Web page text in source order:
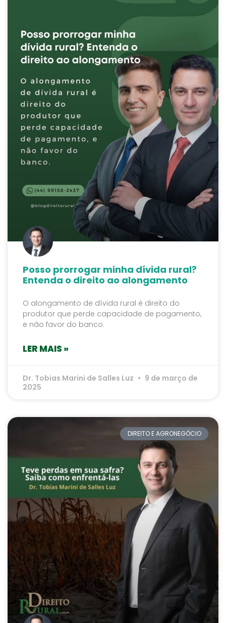
Posso prorrogar minha dívida rural?
Entenda o direito ao alongamento
O alongamento de dívida rural é direito do
produtor que perde capacidade de pagamento,
e não favor do banco.
LER MAIS »
Dr. Tobias Marini de Salles Luz
9 de março de
2025
DIREITO E AGRONEGÓCIO